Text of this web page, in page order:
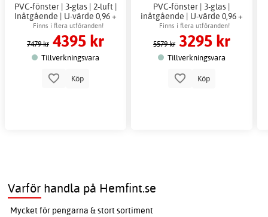
PVC-fönster | 3-glas | 2-luft |
Inåtgående | U-värde 0,96 +
Drevband
Finns i flera utföranden!
7479 kr 4395 kr
Tillverkningsvara
Köp
PVC-fönster | 3-glas |
inåtgående | U-värde 0,96 +
Drevband
Finns i flera utföranden!
5579 kr 3295 kr
Tillverkningsvara
Köp
Varför handla på Hemfint.se
Mycket för pengarna & stort sortiment